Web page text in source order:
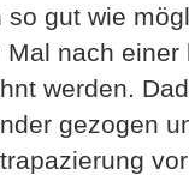
so gut wie
nach
werden.
gezogen